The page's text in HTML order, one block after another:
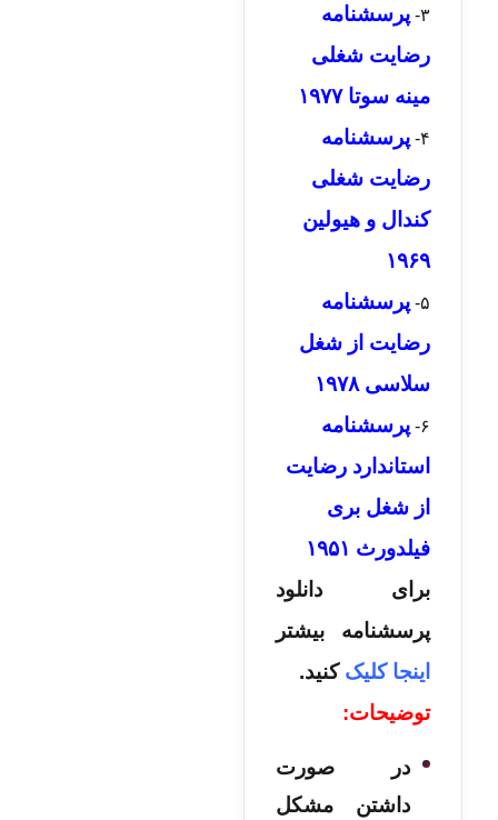
۳- پرسشنامه
رضایت شغلی
مینه سوتا ۱۹۷۷
۴- پرسشنامه
رضایت شغلی
کندال و هیولین
۱۹۶۹
۵- پرسشنامه
رضایت از شغل
سلاسی ۱۹۷۸
۶-
پرسشنامه
استاندارد رضایت
از شغل بری
فیلدورث ۱۹۵۱
برای دانلود
پرسشنامه بیشتر
اینجا کلیک کنید.
توضیحات:
در صورت
داشتن مشکل